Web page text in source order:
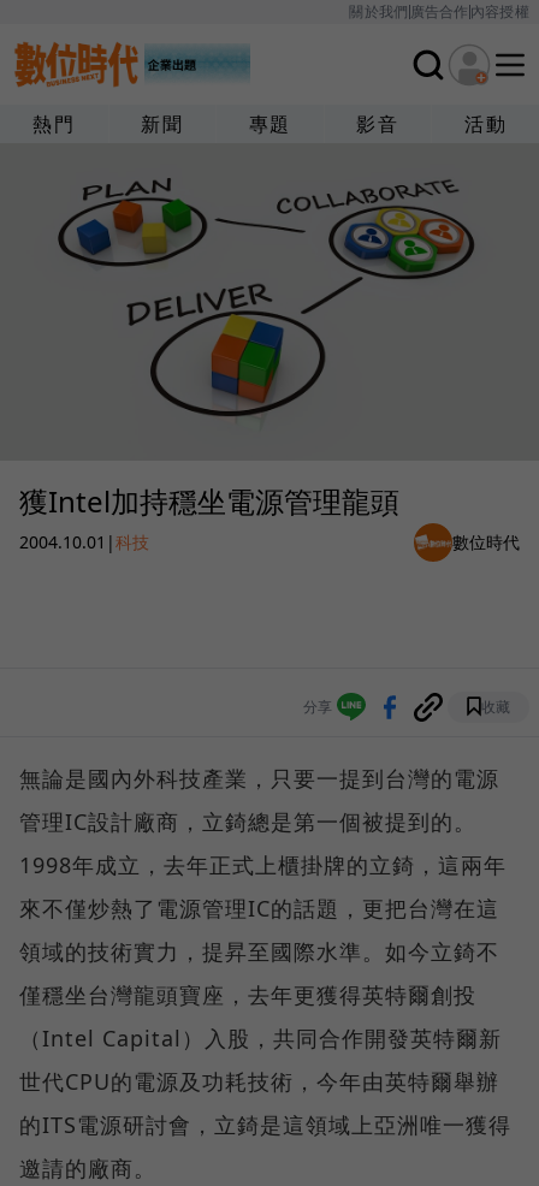
關於我們廣告合作內容授權
熱門 新聞 專題 影音 活動
獲Intel加持穩坐電源管理龍頭
2004.10.01 |科技 數位時代
分享 收藏
無論是國內外科技產業，只要一提到台灣的電源
管理IC設計廠商，立錡總是第一個被提到的。
1998年成立，去年正式上櫃掛牌的立錡，這兩年
來不僅炒熱了電源管理IC的話題，更把台灣在這
領域的技術實力，提昇至國際水準。如今立錡不
僅穩坐台灣龍頭寶座，去年更獲得英特爾創投
（Intel Capital）入股，共同合作開發英特爾新
世代CPU的電源及功耗技術，今年由英特爾舉辦
的ITS電源研討會，立錡是這領域上亞洲唯一獲得
邀請的廠商。